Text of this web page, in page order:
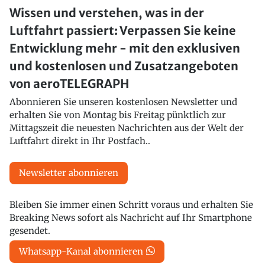
Wissen und verstehen, was in der
Luftfahrt passiert: Verpassen Sie keine
Entwicklung mehr - mit den exklusiven
und kostenlosen und Zusatzangeboten
von aeroTELEGRAPH
Abonnieren Sie unseren kostenlosen Newsletter und
erhalten Sie von Montag bis Freitag pünktlich zur
Mittagszeit die neuesten Nachrichten aus der Welt der
Luftfahrt direkt in Ihr Postfach..
Newsletter abonnieren
Bleiben Sie immer einen Schritt voraus und erhalten Sie
Breaking News sofort als Nachricht auf Ihr Smartphone
gesendet.
Whatsapp-Kanal abonnieren